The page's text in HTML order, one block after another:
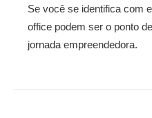
Se você se identifica com
office podem ser o ponto
jornada empreendedora.